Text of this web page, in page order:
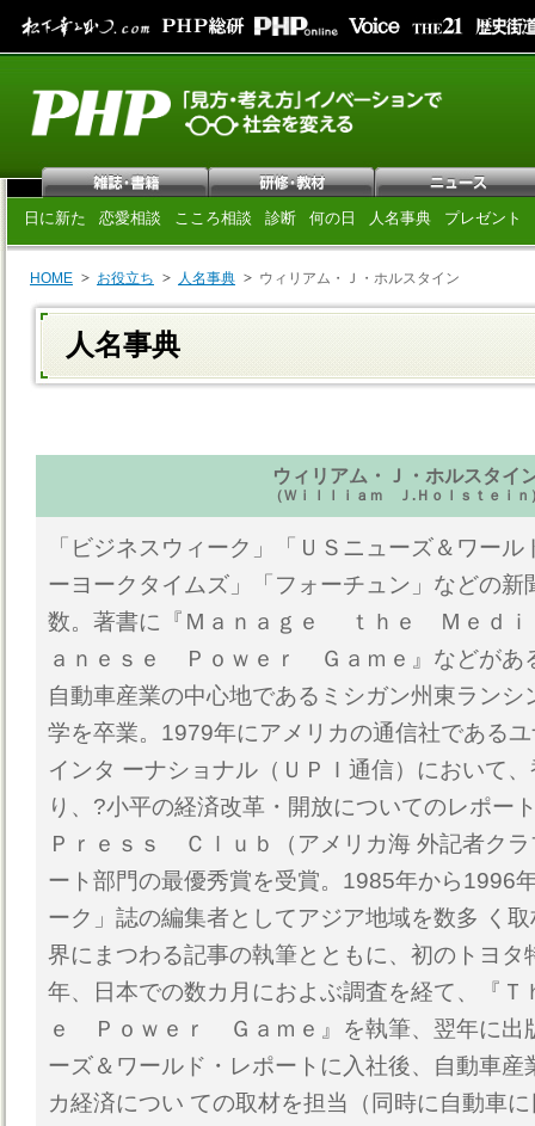
日に新た 恋愛相談 こころ相談 診断 何の日 人名事典 プレゼント
HOME お役立ち 人名事典 ウィリアム・Ｊ・ホルスタイン
人名事典
ウィリアム・Ｊ・ホルスタイ
（Ｗｉｌｌｉａｍ Ｊ.Ｈｏｌｓｔｅｉｎ
「ビジネスウィーク」「ＵＳニューズ＆ワー
ーヨークタイムズ」「フォーチュン」などの新
数。著書に『Ｍａｎａｇｅ ｔｈｅ Ｍｅｄ
ａｎｅｓｅ Ｐｏｗｅｒ Ｇａｍｅ』などがあ
自動車産業の中心地であるミシガン州東ランシ
学を卒業。1979年にアメリカの通信社である
インタ ーナショナル（ＵＰＩ通信）において
り、?小平の経済改革・開放についてのレポ
Ｐｒｅｓｓ Ｃｌｕｂ（アメリカ海 外記者ク
ート部門の最優秀賞を受賞。1985年から1996
ーク」誌の編集者としてアジア地域を数多 く
界にまつわる記事の執筆とともに、初のトヨ
年、日本での数カ月におよぶ調査を経て、『
ｅ Ｐｏｗｅｒ Ｇａｍｅ』を執筆、翌年に出
ーズ＆ワールド・レポートに入社後、自動車産
カ経済につい ての取材を担当（同時に自動車